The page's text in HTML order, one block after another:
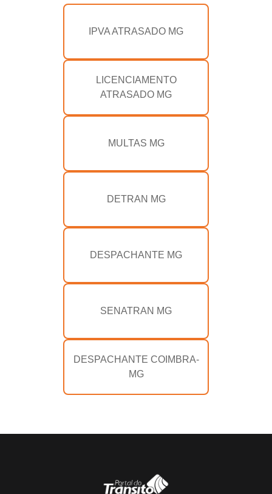
IPVA ATRASADO MG
LICENCIAMENTO
ATRASADO MG
MULTAS MG
DETRAN MG
DESPACHANTE MG
SENATRAN MG
DESPACHANTE COIMBRA-
MG